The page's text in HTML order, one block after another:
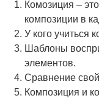
Комозиция –
композиции в
У кого учиться
Шаблоны
элементов.
Сравнение
Композиция и